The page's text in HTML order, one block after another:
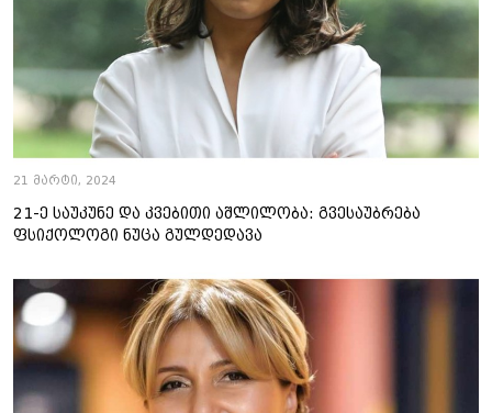
21 მარტი, 2024
21-ე საუკუნე და კვებითი აშლილობა: გვესაუბრება
ფსიქოლოგი ნუცა გულდედავა